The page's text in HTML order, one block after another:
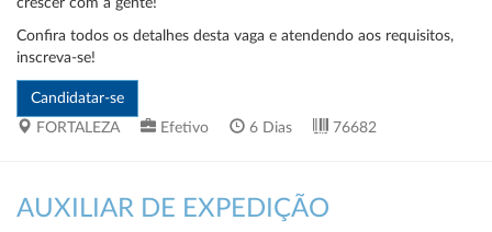
Confira todos os detalhes desta vaga e atendendo aos requisitos,
inscreva-se!
FORTALEZA Efetivo 6 Dias 76682
AUXILIAR DE EXPEDIÇÃO